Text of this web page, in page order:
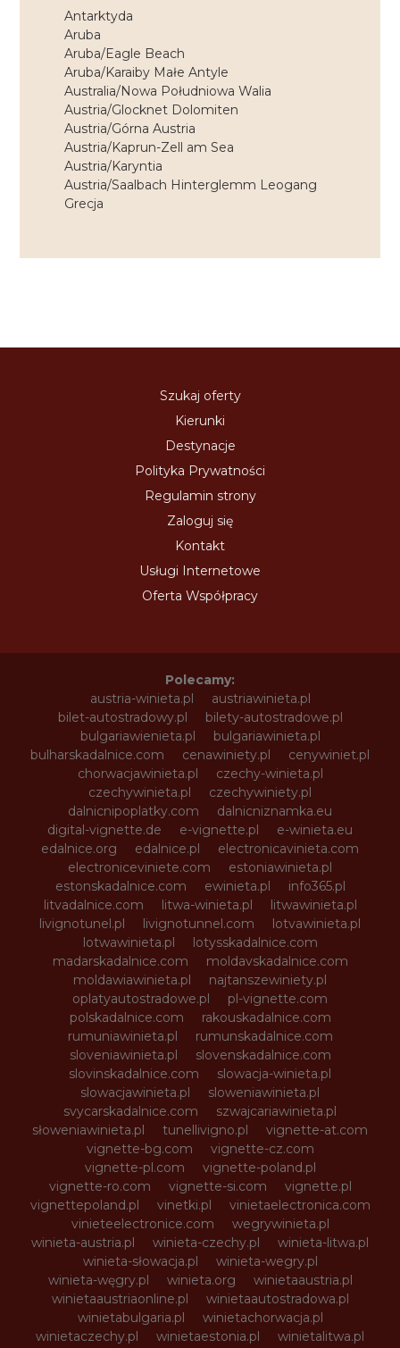
Antarktyda
Aruba
Aruba/Eagle Beach
Aruba/Karaiby Małe Antyle
Australia/Nowa Południowa Walia
Austria/Glocknet Dolomiten
Austria/Górna Austria
Austria/Kaprun-Zell am Sea
Austria/Karyntia
Austria/Saalbach Hinterglemm Leogang
Grecja
Szukaj oferty
Kierunki
Destynacje
Polityka Prywatności
Regulamin strony
Zaloguj się
Kontakt
Usługi Internetowe
Oferta Współpracy
Polecamy:
austria-winieta.pl
austriawinieta.pl
bilet-autostradowy.pl
bilety-autostradowe.pl
bulgariawienieta.pl
bulgariawinieta.pl
bulharskadalnice.com
cenawiniety.pl
cenywiniet.pl
chorwacjawinieta.pl
czechy-winieta.pl
czechywinieta.pl
czechywiniety.pl
dalnicnipoplatky.com
dalnicniznamka.eu
digital-vignette.de
e-vignette.pl
e-winieta.eu
edalnice.org
edalnice.pl
electronicavinieta.com
electroniceviniete.com
estoniawinieta.pl
estonskadalnice.com
ewinieta.pl
info365.pl
litvadalnice.com
litwa-winieta.pl
litwawinieta.pl
livignotunel.pl
livignotunnel.com
lotvawinieta.pl
lotwawinieta.pl
lotysskadalnice.com
madarskadalnice.com
moldavskadalnice.com
moldawiawinieta.pl
najtanszewiniety.pl
oplatyautostradowe.pl
pl-vignette.com
polskadalnice.com
rakouskadalnice.com
rumuniawinieta.pl
rumunskadalnice.com
sloveniawinieta.pl
slovenskadalnice.com
slovinskadalnice.com
slowacja-winieta.pl
slowacjawinieta.pl
sloweniawinieta.pl
svycarskadalnice.com
szwajcariawinieta.pl
słoweniawinieta.pl
tunellivigno.pl
vignette-at.com
vignette-bg.com
vignette-cz.com
vignette-pl.com
vignette-poland.pl
vignette-ro.com
vignette-si.com
vignette.pl
vignettepoland.pl
vinetki.pl
vinietaelectronica.com
vinieteelectronice.com
wegrywinieta.pl
winieta-austria.pl
winieta-czechy.pl
winieta-litwa.pl
winieta-słowacja.pl
winieta-wegry.pl
winieta-węgry.pl
winieta.org
winietaaustria.pl
winietaaustriaonline.pl
winietaautostradowa.pl
winietabulgaria.pl
winietachorwacja.pl
winietaczechy.pl
winietaestonia.pl
winietalitwa.pl